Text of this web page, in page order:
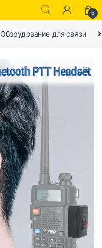
0
Оборудование для связи
🔍